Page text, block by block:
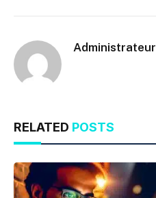
Administrateur
RELATED POSTS